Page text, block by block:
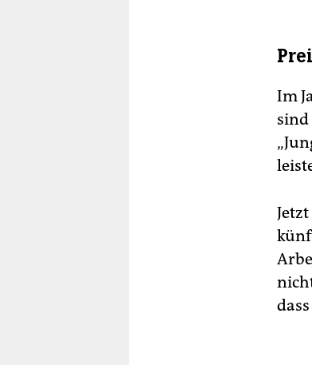
Im
sind